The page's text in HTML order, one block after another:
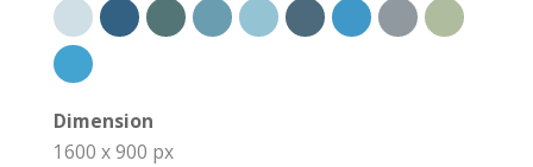
Dimension
1600 x 900 px